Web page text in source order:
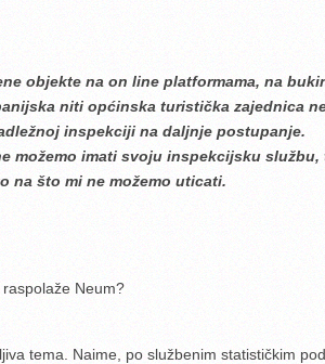
objekte na on line platformama, na
niti općinska turistička zajednica
inspekciji na daljnje postupanje.
možemo imati svoju inspekcijsku
na što mi ne možemo uticati.
Neum?
tema. Naime, po službenim statističkim